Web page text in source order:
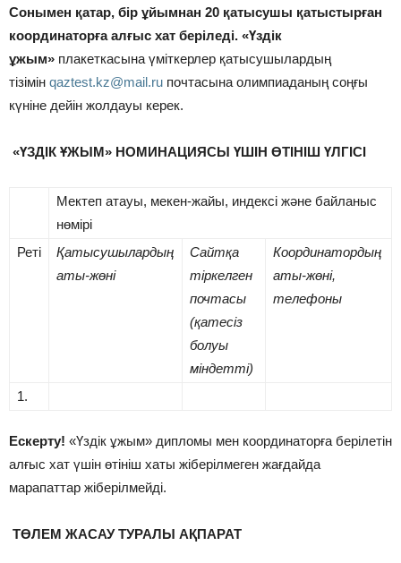
Сонымен қатар, бір ұйымнан 20 қатысушы қатыстырған
координаторға алғыс хат беріледі. «Үздік
ұжым» плакеткасына үміткерлер қатысушылардың
тізімін qaztest.kz@mail.ru почтасына олимпиаданың соңғы
күніне дейін жолдауы керек.
«ҮЗДІК ҰЖЫМ» НОМИНАЦИЯСЫ ҮШІН ӨТІНІШ ҮЛГІСІ
Мектеп атауы, мекен-жайы, индексі және байланыс
нөмірі
Реті
Қатысушылардың
аты-жөні
Сайтқа
тіркелген
почтасы
(қатесіз
болуы
міндетті)
Координатордың
аты-жөні,
телефоны
1.
Ескерту! «Үздік ұжым» дипломы мен координаторға берілетін
алғыс хат үшін өтініш хаты жіберілмеген жағдайда
марапаттар жіберілмейді.
ТӨЛЕМ ЖАСАУ ТУРАЛЫ АҚПАРАТ